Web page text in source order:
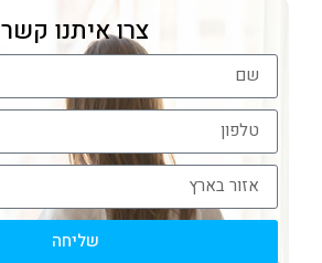
צרו איתנו קשר
שליחה